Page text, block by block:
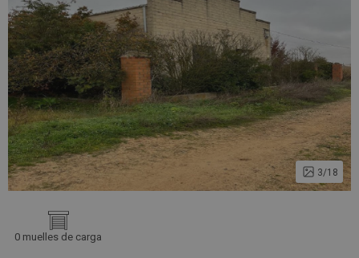
3/18
0 muelles de carga